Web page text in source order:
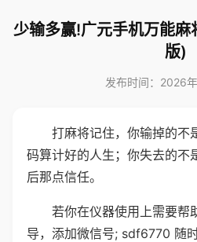
少输多赢!广元手机万能
版)
发布时间：2026
打麻将记住，你输掉的不
码算计好的人生；你失去的不
后那点信任。
若你在仪器使用上需要帮
导，添加微信号; sdf6770 随时